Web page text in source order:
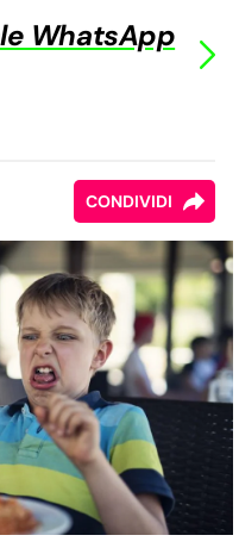
WhatsApp
CONDIVIDI